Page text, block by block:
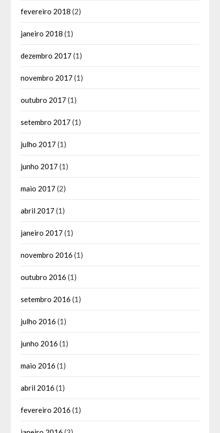
fevereiro 2018 (2)
janeiro 2018 (1)
dezembro 2017 (1)
novembro 2017 (1)
outubro 2017 (1)
setembro 2017 (1)
julho 2017 (1)
junho 2017 (1)
maio 2017 (2)
abril 2017 (1)
janeiro 2017 (1)
novembro 2016 (1)
outubro 2016 (1)
setembro 2016 (1)
julho 2016 (1)
junho 2016 (1)
maio 2016 (1)
abril 2016 (1)
fevereiro 2016 (1)